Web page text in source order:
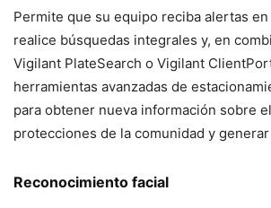
Permite que su equipo reciba alertas
realice búsquedas integrales y, en
Vigilant PlateSearch o Vigilant
herramientas avanzadas de
para obtener nueva información sobre
protecciones de la comunidad y
Reconocimiento facial